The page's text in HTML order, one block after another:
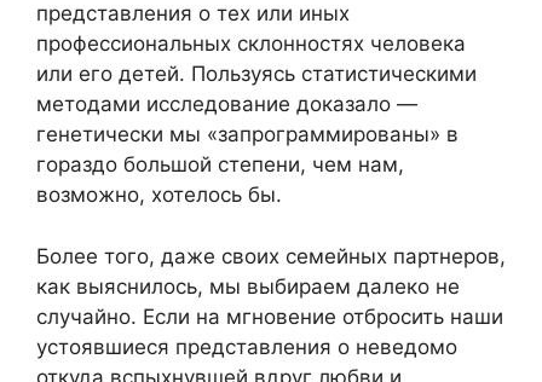
представления о тех или иных
профессиональных склонностях человека
или его детей. Пользуясь статистическими
методами исследование доказало —
генетически мы «запрограммированы» в
гораздо большой степени, чем нам,
возможно, хотелось бы.
Более того, даже своих семейных партнеров,
как выяснилось, мы выбираем далеко не
случайно. Если на мгновение отбросить наши
устоявшиеся представления о неведомо
откуда вспыхнувшей вдруг любви и